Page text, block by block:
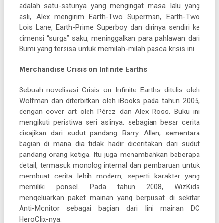
adalah satu-satunya yang mengingat masa lalu yang
asli, Alex mengirim Earth-Two Superman, Earth-Two
Lois Lane, Earth-Prime Superboy dan dirinya sendiri ke
dimensi “surga” saku, meninggalkan para pahlawan dari
Bumi yang tersisa untuk memilah-milah pasca krisis ini.
Merchandise Crisis on Infinite Earths
Sebuah novelisasi Crisis on Infinite Earths ditulis oleh
Wolfman dan diterbitkan oleh iBooks pada tahun 2005,
dengan cover art oleh Pérez dan Alex Ross. Buku ini
mengikuti peristiwa seri aslinya. sebagian besar cerita
disajikan dari sudut pandang Barry Allen, sementara
bagian di mana dia tidak hadir diceritakan dari sudut
pandang orang ketiga. Itu juga menambahkan beberapa
detail, termasuk monolog internal dan pembaruan untuk
membuat cerita lebih modern, seperti karakter yang
memiliki ponsel. Pada tahun 2008, WizKids
mengeluarkan paket mainan yang berpusat di sekitar
Anti-Monitor sebagai bagian dari lini mainan DC
HeroClix-nya.